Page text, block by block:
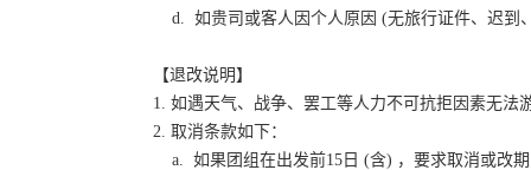
d. 如贵司或客人因个人原因 (无旅行证件、迟到
【退改说明】
1. 如遇天气、战争、罢工等人力不可抗拒因素无
2. 取消条款如下：
a. 如果团组在出发前15日 (含) ，要求取消或改